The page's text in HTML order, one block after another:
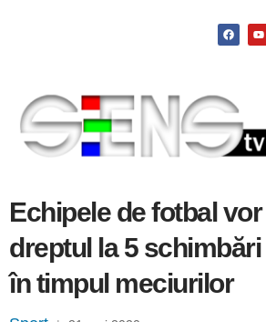
Echipele de fotbal
dreptul la 5
în timpul meciurilor